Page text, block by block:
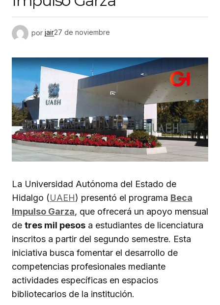
por jair27 de noviembre
La Universidad Autónoma del Estado de
Hidalgo (UAEH) presentó el programa Beca
Impulso Garza, que ofrecerá un apoyo mensual
de tres mil pesos a estudiantes de licenciatura
inscritos a partir del segundo semestre. Esta
iniciativa busca fomentar el desarrollo de
competencias profesionales mediante
actividades específicas en espacios
bibliotecarios de la institución.